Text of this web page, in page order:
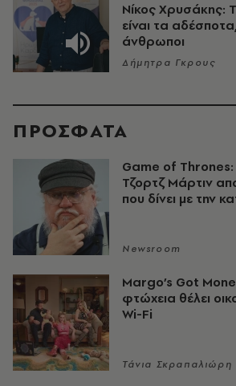
Νίκος Χρυσάκης:
είναι τα
άνθρωποι
Δήμητρα Γκρους
ΠΡΟΣΦΑΤΑ
Game of
Τζορτζ Μάρτιν
που δίνει με την
Newsroom
Margo’s Got
φτώχεια θέλει
Wi-Fi
Τάνια Σκραπαλιώρη